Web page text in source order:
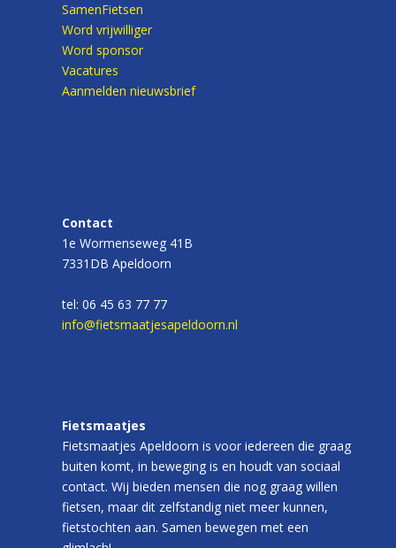
SamenFietsen
Word vrijwilliger
Word sponsor
Vacatures
Aanmelden nieuwsbrief
Contact
1e Wormenseweg 41B
7331DB Apeldoorn
tel: 06 45 63 77 77
info@fietsmaatjesapeldoorn.nl
Fietsmaatjes
Fietsmaatjes Apeldoorn is voor iedereen die graag
buiten komt, in beweging is en houdt van sociaal
contact. Wij bieden mensen die nog graag willen
fietsen, maar dit zelfstandig niet meer kunnen,
fietstochten aan. Samen bewegen met een